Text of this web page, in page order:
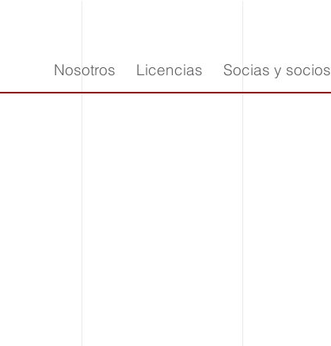
Nosotros Licencias Socias y socios